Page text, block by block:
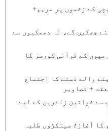
کے زخموں پر مرہم+
جھکیں گے، نہ دھمکیوں سے
کے قرآنی کورسز کا
والے دستے کا اجتماع
+ تصاویر
سے خواتین زائرین کے لیے
کا آغاز؛ سینکڑوں طلبہ